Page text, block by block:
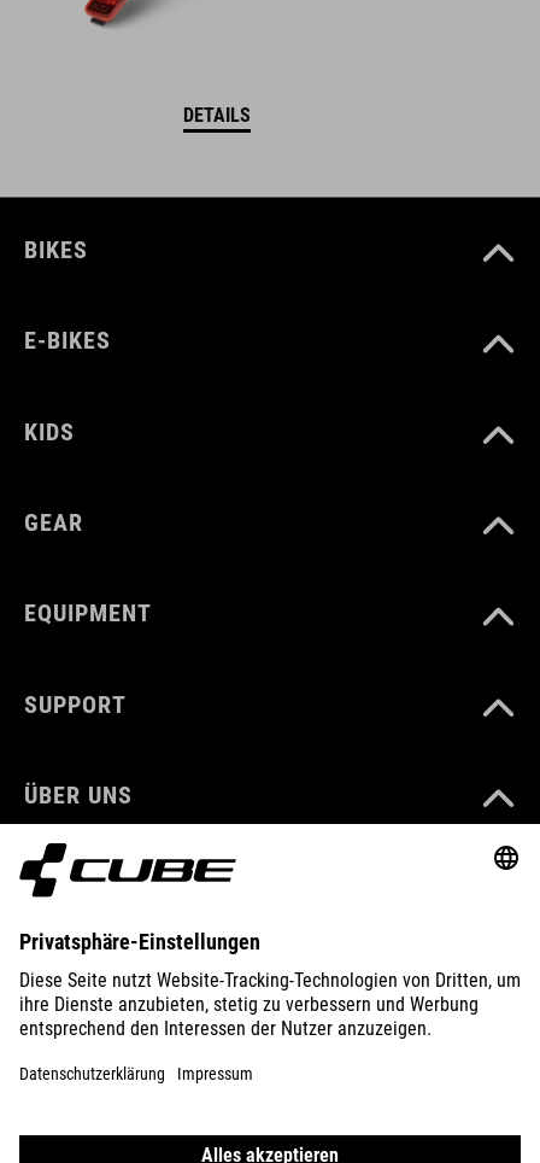
DETAILS
BIKES
E-BIKES
KIDS
GEAR
EQUIPMENT
SUPPORT
ÜBER UNS
ENTDECKEN
DATENSCHUTZ